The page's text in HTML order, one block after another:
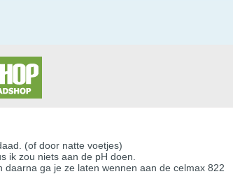
(of door natte voetjes)
ik zou niets aan de pH doen.
daarna ga je ze laten wennen aan de celmax 822